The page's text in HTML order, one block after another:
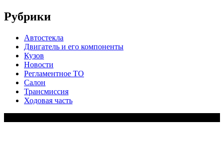
Рубрики
Автостекла
Двигатель и его компоненты
Кузов
Новости
Регламентное ТО
Салон
Трансмиссия
Ходовая часть